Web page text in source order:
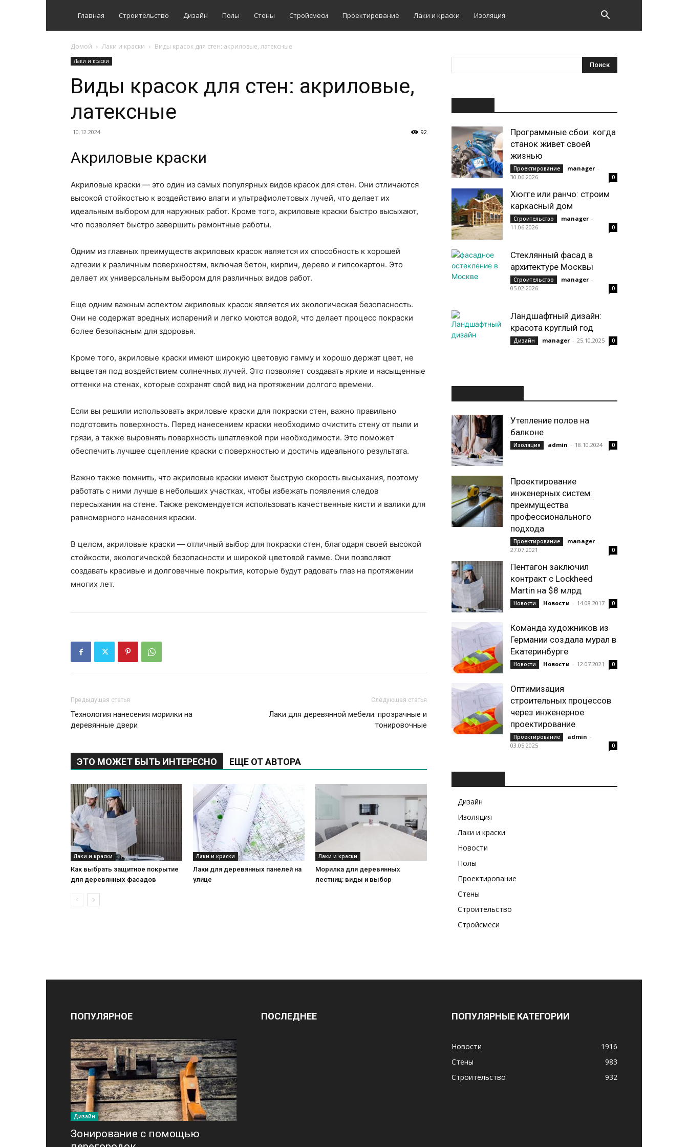
Главная Строительство Дизайн Полы Стены Стройсмеси Проектирование Лаки и краски Изоляция
Домой Лаки и краски Виды красок для стен: акриловые, латексные
Лаки и краски
Виды красок для стен: акриловые,
латексные
10.12.2024 92
Акриловые краски
Акриловые краски — это один из самых популярных видов красок для стен. Они отличаются
высокой стойкостью к воздействию влаги и ультрафиолетовых лучей, что делает их
идеальным выбором для наружных работ. Кроме того, акриловые краски быстро высыхают,
что позволяет быстро завершить ремонтные работы.
Одним из главных преимуществ акриловых красок является их способность к хорошей
адгезии к различным поверхностям, включая бетон, кирпич, дерево и гипсокартон. Это
делает их универсальным выбором для различных видов работ.
Еще одним важным аспектом акриловых красок является их экологическая безопасность.
Они не содержат вредных испарений и легко моются водой, что делает процесс покраски
более безопасным для здоровья.
Кроме того, акриловые краски имеют широкую цветовую гамму и хорошо держат цвет, не
выцветая под воздействием солнечных лучей. Это позволяет создавать яркие и насыщенные
оттенки на стенах, которые сохранят свой вид на протяжении долгого времени.
Если вы решили использовать акриловые краски для покраски стен, важно правильно
подготовить поверхность. Перед нанесением краски необходимо очистить стену от пыли и
грязи, а также выровнять поверхность шпатлевкой при необходимости. Это поможет
обеспечить лучшее сцепление краски с поверхностью и достичь идеального результата.
Важно также помнить, что акриловые краски имеют быструю скорость высыхания, поэтому
работать с ними лучше в небольших участках, чтобы избежать появления следов
пересыхания на стене. Также рекомендуется использовать качественные кисти и валики для
равномерного нанесения краски.
В целом, акриловые краски — отличный выбор для покраски стен, благодаря своей высокой
стойкости, экологической безопасности и широкой цветовой гамме. Они позволяют
создавать красивые и долговечные покрытия, которые будут радовать глаз на протяжении
многих лет.
Предыдущая статья
Технология нанесения морилки на
деревянные двери
Следующая статья
Лаки для деревянной мебели: прозрачные и
тонировочные
ЭТО МОЖЕТ БЫТЬ ИНТЕРЕСНО ЕЩЕ ОТ АВТОРА
Лаки и краски
Как выбрать защитное покрытие
для деревянных фасадов
Лаки и краски
Лаки для деревянных панелей на
улице
Лаки и краски
Морилка для деревянных
лестниц: виды и выбор
Программные сбои: когда
станок живет своей
жизнью
Проектирование manager -
30.06.2026
0
Хюгге или ранчо: строим
каркасный дом
Строительство manager -
11.06.2026
0
Стеклянный фасад в
архитектуре Москвы
Строительство manager -
05.02.2026
0
Ландшафтный дизайн:
красота круглый год
Дизайн manager - 25.10.2025 0
Утепление полов на
балконе
Изоляция admin - 18.10.2024 0
Проектирование
инженерных систем:
преимущества
профессионального
подхода
Проектирование manager -
27.07.2021
0
Пентагон заключил
контракт с Lockheed
Martin на $8 млрд
Новости Новости - 14.08.2017 0
Команда художников из
Германии создала мурал в
Екатеринбурге
Новости Новости - 12.07.2021 0
Оптимизация
строительных процессов
через инженерное
проектирование
Проектирование admin -
03.05.2025
0
Дизайн
Изоляция
Лаки и краски
Новости
Полы
Проектирование
Стены
Строительство
Стройсмеси
ПОПУЛЯРНОЕ
Дизайн
Зонирование с помощью
ПОСЛЕДНЕЕ ПОПУЛЯРНЫЕ КАТЕГОРИИ
Новости
1916
Стены
983
Строительство
932